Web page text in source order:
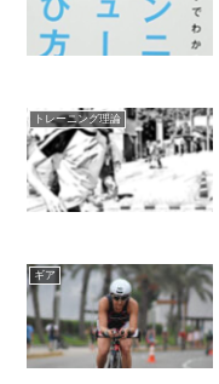
トレーニング理論
ギア